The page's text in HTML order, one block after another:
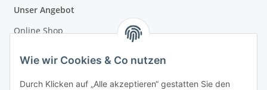
Unser Angebot
Online Shop
Wie wir Cookies & Co nutzen
Durch Klicken auf „Alle akzeptieren“ gestatten Sie den